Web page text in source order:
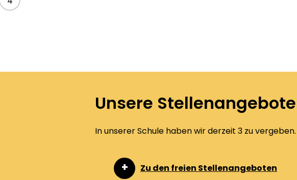
Unsere Stellenangebote
In unserer Schule haben wir derzeit 3 zu vergeben.
Zu den freien Stellenangeboten